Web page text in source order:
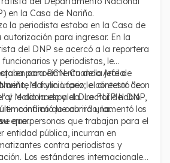
en la Casa de Nariño.
la periodista estaba en la Casa de
para ingresar. En la
del DNP se acercó a la reportera
y periodistas, le
para RCN. Cuando Arcila
el funcionario le contestó "con
y le dio la espalda. La FLIP habló
confirmó lo ocurrido, lamentó los
error.
en conocimiento de la jefe de
Marylin López; el director de
Maldonado y el Director del DNP,
indicó que abrirá una
que personas que trabajan para el
entidad pública, incurran en
contra periodistas y
Los estándares internacionales